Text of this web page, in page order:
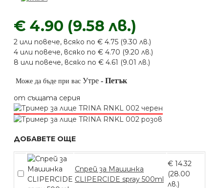
€ 4.90 (9.58 лв.)
2 или повече, всяко по € 4.75 (9.30 лв.)
4 или повече, всяко по € 4.70 (9.20 лв.)
8 или повече, всяко по € 4.61 (9.01 лв.)
Може да бъде при вас Утре - Петък
от същата серия
ДОБАВЕТЕ ОЩЕ
Спрей за Машинка
CLIPERCIDE spray 500ml
€ 14.32
(28.00
лв.)